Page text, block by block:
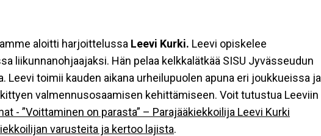
aloitti harjoittelussa Leevi Kurki. Leevi opiskelee
liikunnanohjaajaksi. Hän pelaa kelkkalätkää SISU Jyvässeudun
Leevi toimii kauden aikana urheilupuolen apuna eri joukkueissa ja
valmennusosaamisen kehittämiseen. Voit tutustua Leeviin
- ”Voittaminen on parasta” – Parajääkiekkoilija Leevi Kurki
varusteita ja kertoo lajista.